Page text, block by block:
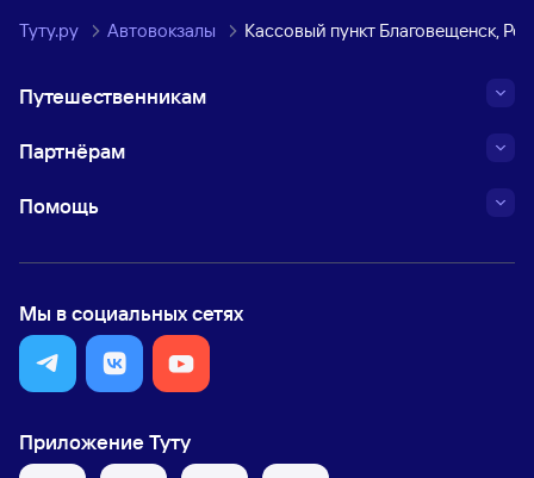
Туту.ру Автовокзалы Кассовый пункт Благовещенск,
Путешественникам
Партнёрам
Помощь
Мы в социальных сетях
Приложение Туту